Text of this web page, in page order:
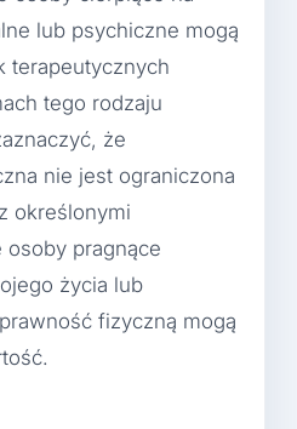
lub psychiczne mogą
terapeutycznych
tego rodzaju
że
nie jest ograniczona
określonymi
osoby pragnące
życia lub
fizyczną mogą